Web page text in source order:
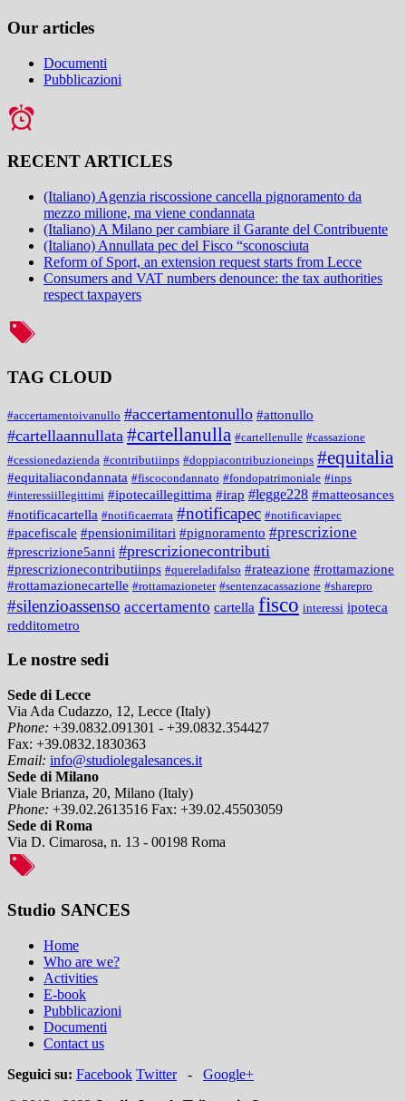
Our articles
Documenti
Pubblicazioni
RECENT ARTICLES
(Italiano) Agenzia riscossione cancella pignoramento da
mezzo milione, ma viene condannata
(Italiano) A Milano per cambiare il Garante del Contribuente
(Italiano) Annullata pec del Fisco “sconosciuta
Reform of Sport, an extension request starts from Lecce
Consumers and VAT numbers denounce: the tax authorities
respect taxpayers
TAG CLOUD
#accertamentoivanullo #accertamentonullo #attonullo
#cartellaannullata #cartellanulla #cartellenulle #cassazione
#cessionedazienda #contributiinps #doppiacontribuzioneinps #equitalia
#equitaliacondannata #fiscocondannato #fondopatrimoniale #inps
#interessiillegittimi #ipotecaillegittima #irap #legge228 #matteosances
#notificacartella #notificaerrata #notificapec #notificaviapec
#pacefiscale #pensionimilitari #pignoramento #prescrizione
#prescrizione5anni #prescrizionecontributi
#prescrizionecontributiinps #quereladifalso #rateazione #rottamazione
#rottamazionecartelle #rottamazioneter #sentenzacassazione #sharepro
#silenzioassenso accertamento cartella fisco interessi ipoteca
redditometro
Le nostre sedi
Sede di Lecce
Via Ada Cudazzo, 12, Lecce (Italy)
Phone: +39.0832.091301 - +39.0832.354427
Fax: +39.0832.1830363
Email: info@studiolegalesances.it
Sede di Milano
Viale Brianza, 20, Milano (Italy)
Phone: +39.02.2613516 Fax: +39.02.45503059
Sede di Roma
Via D. Cimarosa, n. 13 - 00198 Roma
Studio SANCES
Home
Who are we?
Activities
E-book
Pubblicazioni
Documenti
Contact us
Seguici su: Facebook Twitter- Google+